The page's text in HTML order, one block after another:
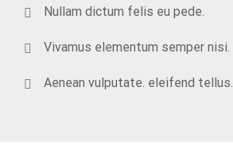
Nullam dictum felis eu pede.
Vivamus elementum semper nisi.
Aenean vulputate. eleifend tellus.